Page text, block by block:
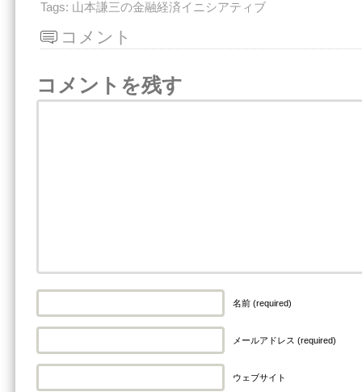
Tags: 山本謙三の金融経済イニシアティブ
コメント
コメントを残す
名前 (required)
メールアドレス (required)
ウェブサイト